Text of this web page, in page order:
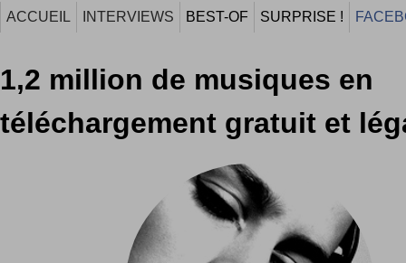
ACCUEIL INTERVIEWS BEST-OF SURPRISE !
1,2 million de musiques en
téléchargement gratuit et